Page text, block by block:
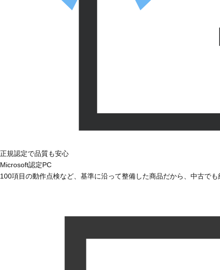
正規認定で品質も安心
Microsoft認定PC
100項目の動作点検など、基準に沿って整備した商品だから、中古で